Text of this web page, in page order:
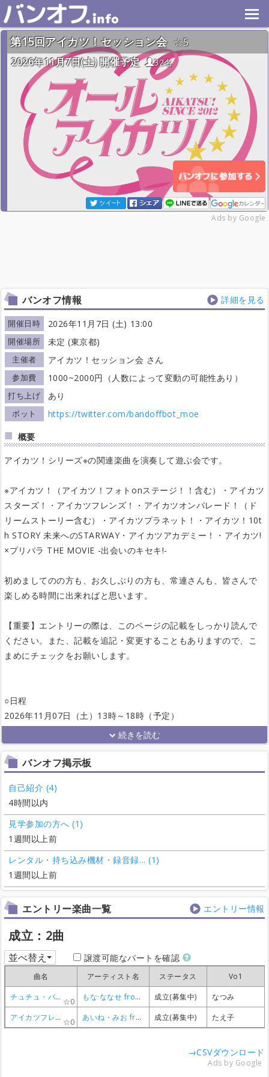
第15回アイカツ！セッション会
5
2026年11月7日(土) 開催予定
32名
Ads by Google
バンオフ情報 詳細を見る
開催日時 2026年11月7日 (土) 13:00
開催場所 未定 (東京都)
主催者 アイカツ！セッション会 さん
参加費 1000~2000円（人数によって変動の可能性あり）
打ち上げ あり
ボット
https://twitter.com/bandoffbot_moe
概要
アイカツ！シリーズ※の関連楽曲を演奏して遊ぶ会です。
※アイカツ！（アイカツ！フォトonステージ！！含む）・アイカツ
スターズ！・アイカツフレンズ！・アイカツオンパレード！（ド
リームストーリー含む）・アイカツプラネット！・アイカツ！10t
h STORY 未来へのSTARWAY・アイカツアカデミー！・アイカツ!
×プリパラ THE MOVIE -出会いのキセキ!-
初めましてのの方も、お久しぶりの方も、常連さんも、皆さんで
楽しめる時間に出来ればと思います。
【重要】エントリーの際は、このページの記載をしっかり読んで
ください。また、記載を追記・変更することもありますので、こ
まめにチェックをお願いします。
○日程
2026年11月07日（土）13時～18時（予定）
バンオフ掲示板
自己紹介 (4)
4時間以内
見学参加の方へ (1)
1週間以上前
レンタル・持ち込み機材・録音録... (1)
1週間以上前
エントリー楽曲一覧 エントリー情報
成立：2曲
並べ替え 譲渡可能なパートを確認
曲名 アーティスト名 ステータス
Vo1
チュチュ・バレリーナ
0 もな·ななせ fromAIKATSU☆STARS! 成立(募集中)
なつみ
アイカツフレンズ!
0 あいね・みお from BEST FRIENDS! 成立(募集中) たえ子
曲名 アーティスト名 ステータス
Vo1
チュチュ・バレリーナ
0 もな·ななせ fromAIKATSU☆STARS! 成立(募集中)
なつみ
アイカツフレンズ!
0 あいね・みお from BEST FRIENDS! 成立(募集中) たえ子
曲名 アーティスト名 ステータス
Vo1
チュチュ・バレリーナ
0 もな·ななせ fromAIKATSU☆STARS! 成立(募集中)
なつみ
アイカツフレンズ!
0 あいね・みお from BEST FRIENDS! 成立(募集中) たえ子
曲名 アーティスト名 ステータス
Vo1
チュチュ・バレリーナ
0 もな·ななせ fromAIKATSU☆STARS! 成立(募集中)
なつみ
アイカツフレンズ!
0 あいね・みお from BEST FRIENDS! 成立(募集中) たえ子
→CSVダウンロード
Ads by Google